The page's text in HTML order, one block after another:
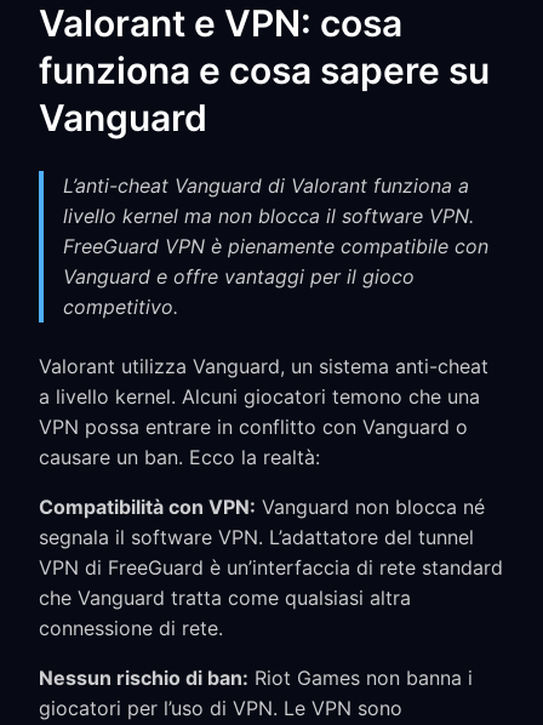
Valorant e VPN: cosa
funziona e cosa sapere su
Vanguard
L’anti-cheat Vanguard di Valorant funziona a
livello kernel ma non blocca il software VPN.
FreeGuard VPN è pienamente compatibile con
Vanguard e offre vantaggi per il gioco
competitivo.
Valorant utilizza Vanguard, un sistema anti-cheat
a livello kernel. Alcuni giocatori temono che una
VPN possa entrare in conflitto con Vanguard o
causare un ban. Ecco la realtà:
Compatibilità con VPN: Vanguard non blocca né
segnala il software VPN. L’adattatore del tunnel
VPN di FreeGuard è un’interfaccia di rete standard
che Vanguard tratta come qualsiasi altra
connessione di rete.
Nessun rischio di ban: Riot Games non banna i
giocatori per l’uso di VPN. Le VPN sono